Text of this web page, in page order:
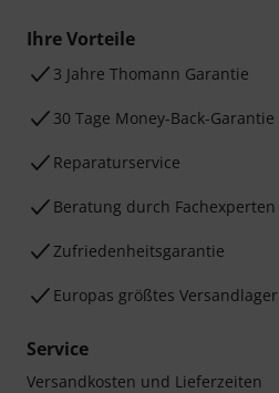
Ihre Vorteile
3 Jahre Thomann Garantie
30 Tage Money-Back-Garantie
Reparaturservice
Beratung durch Fachexperten
Zufriedenheitsgarantie
Europas größtes Versandlager
Service
Versandkosten und Lieferzeiten